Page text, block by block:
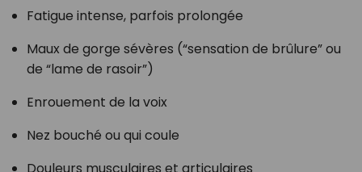
Fatigue intense, parfois prolongée
Maux de gorge sévères (“sensation de brûlure” ou
de “lame de rasoir”)
Enrouement de la voix
Nez bouché ou qui coule